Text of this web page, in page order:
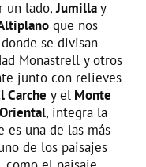
un lado,Jumillay
que nos
se divisan
Monastrell y otros
junto con relieves
Carche y el Monte
, integra la
es una de las más
de los paisajes